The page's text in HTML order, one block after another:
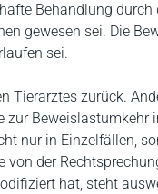
Behandlung
gewesen sei. Die
sei.
Tierarztes zurück.
nur in Einzelfällen,
von der
hat, steht